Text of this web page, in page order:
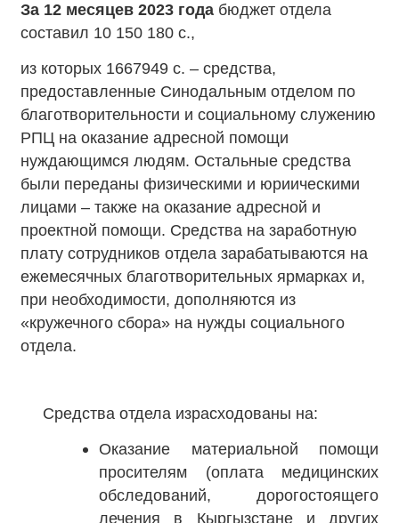
За 12 месяцев 2023 года бюджет отдела
составил 10 150 180 с.,
из которых 1667949 с. – средства,
предоставленные Синодальным отделом по
благотворительности и социальному служению
РПЦ на оказание адресной помощи
нуждающимся людям. Остальные средства
были переданы физическими и юриическими
лицами – также на оказание адресной и
проектной помощи. Средства на заработную
плату сотрудников отдела зарабатываются на
ежемесячных благотворительных ярмарках и,
при необходимости, дополняются из
«кружечного сбора» на нужды социального
отдела.
Средства отдела израсходованы на:
Оказание материальной помощи
просителям (оплата медицинских
обследований, дорогостоящего
лечения в Кыргызстане и других